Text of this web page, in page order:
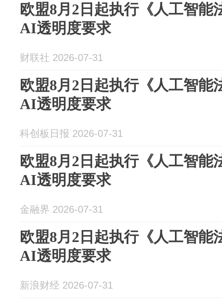
欧盟8月2日起执行《人工智能
AI透明度要求
财联社 2026-07-31
欧盟8月2日起执行《人工智能
AI透明度要求
科创板日报 2026-07-31
欧盟8月2日起执行《人工智能
AI透明度要求
金融界 2026-07-31
欧盟8月2日起执行《人工智能
AI透明度要求
新浪财经 2026-07-31